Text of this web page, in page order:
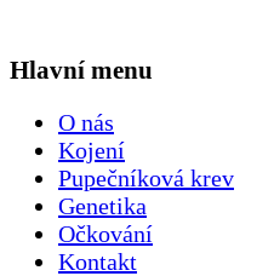
Hlavní menu
O nás
Kojení
Pupečníková krev
Genetika
Očkování
Kontakt